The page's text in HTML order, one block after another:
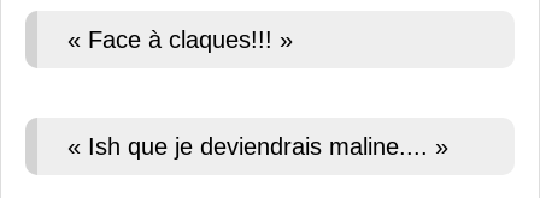
« Face à claques!!! »
« Ish que je deviendrais maline.... »